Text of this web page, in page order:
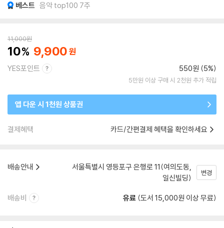
베스트 음악 top100 7주
11,000원
10 9,900
YES포인트 550원 (5%)
5만원 이상 구매 시 2천원 추가 적립
앱 다운 시 1천원 상품권
결제혜택 카드/간편결제 혜택을 확인하세요
배송안내
서울특별시 영등포구 은행로 11(여의도동,
일신빌딩)
변경
배송비 유료 (도서 15,000원 이상 무료)